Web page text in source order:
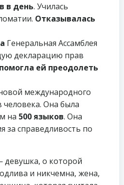
в день. Училась
Отказывалась
Генеральная Ассамблея
декларацию прав
ей преодолеть
международного
человека. Она была
на 500 языков. Она
за справедливость по
девушка, о которой
и никчемна, жена,